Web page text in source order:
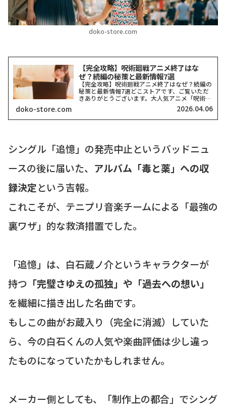
doko-store.com
【完全攻略】呪術廻戦アニメ終了はな
ぜ？続編の秘策と最新情報7選
【完全攻略】呪術廻戦アニメ終了はなぜ？続編の
秘策と最新情報7選どこストアです、ご覧いただ
きありがとうございます。大人気アニメ「呪術廻
戦」の放送が一旦区切りを迎え、ネット上では
「なぜ終了したの？」「もう続きは見られない
の？」と悲しみの声が広が...
doko-store.com 2026.04.06
シングル「追憶」の発売中止というバッドニュ
ースの後に届いた、 アルバム「毒と薬」への収
録決定という吉報。
これこそが、テニプリ音楽チームによる「最強の
裏ワザ」的な救済措置でした。
「追憶」は、白石蔵ノ介というキャラクターが
持つ 「完璧さゆえの孤独」や「過去への想い」
を繊細に描き出した名曲です。
もしこの曲がお蔵入り（完全に消滅）していた
ら、今の白石くんの人気や楽曲評価は少し違っ
たものになっていたかもしれません。
メーカー側としても、「制作上の都合」でシング